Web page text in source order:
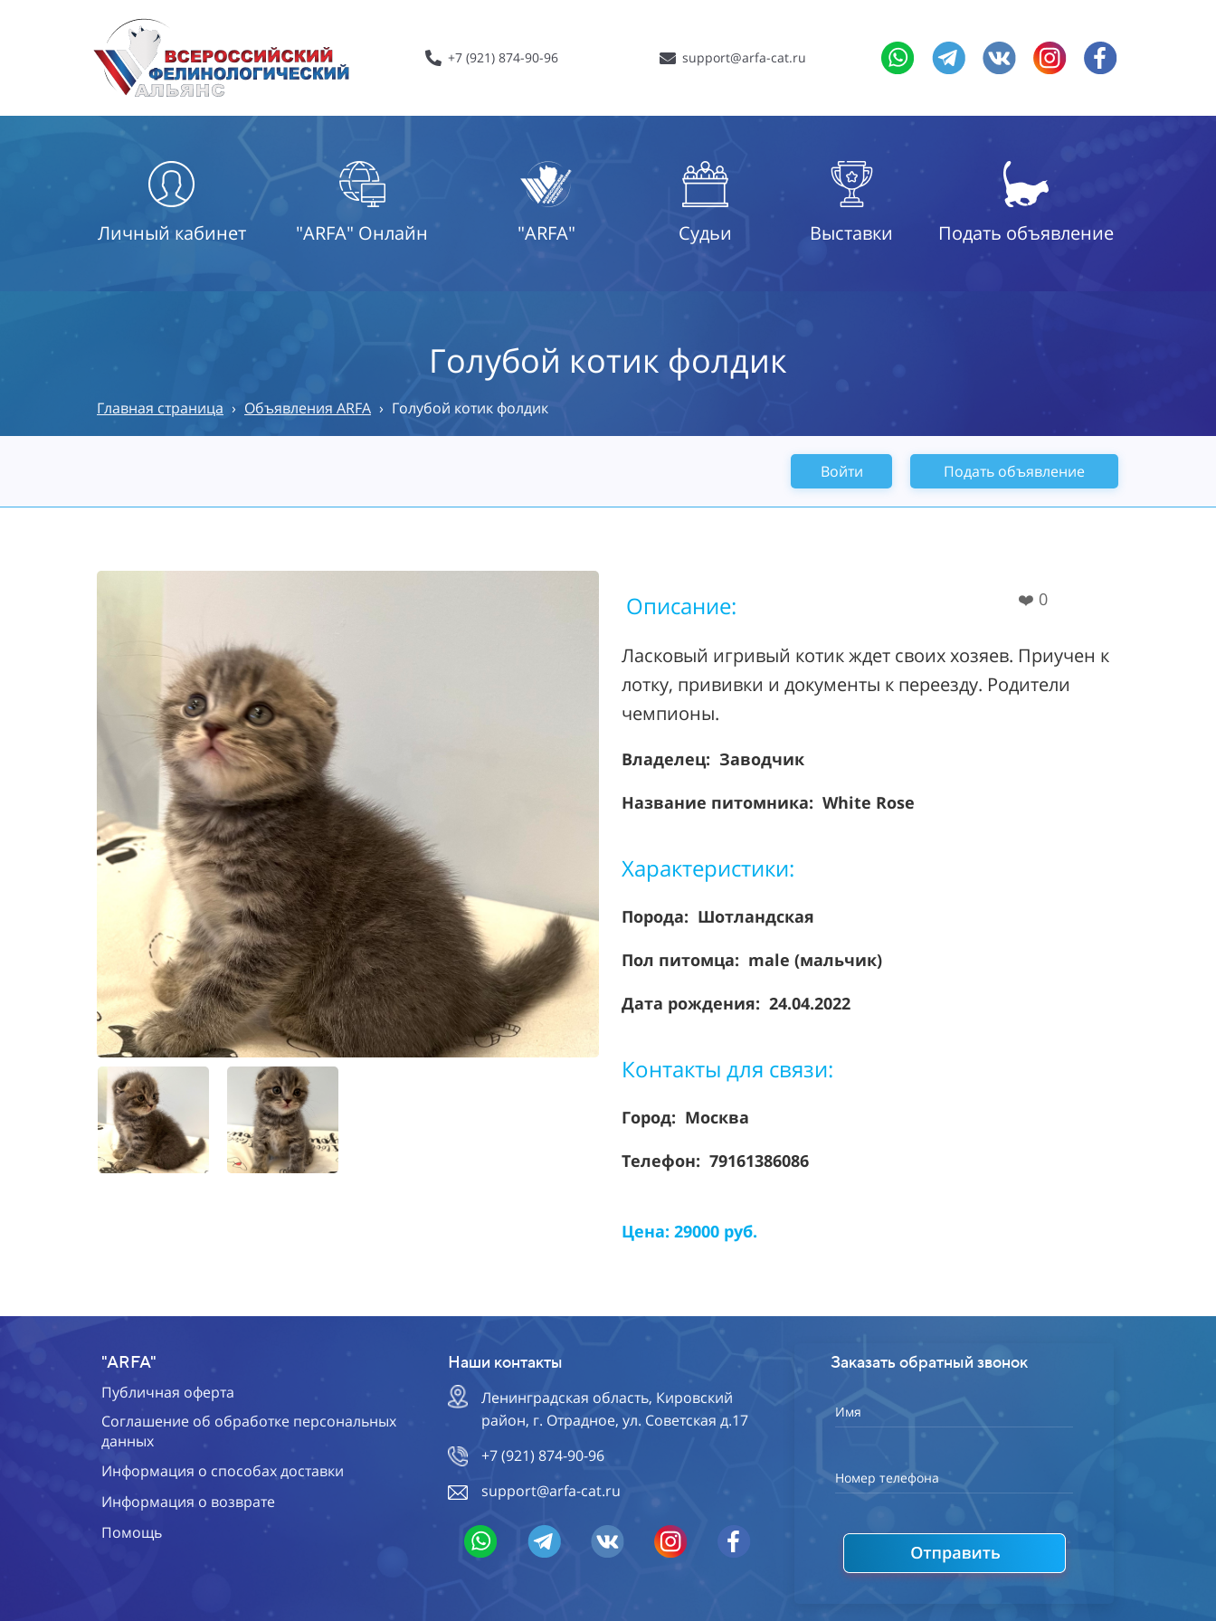
+7 (921) 874-90-96 support@arfa-cat.ru
Личный кабинет "ARFA" Онлайн "ARFA" Судьи Выставки Подать объявление
Голубой котик фолдик
Главная страница › Объявления ARFA › Голубой котик фолдик
Войти Подать объявление
Описание: ❤️ 0
Ласковый игривый котик ждет своих хозяев. Приучен к
лотку, прививки и документы к переезду. Родители
чемпионы.
Владелец: Заводчик
Название питомника: White Rose
Характеристики:
Порода: Шотландская
Пол питомца: male (мальчик)
Дата рождения: 24.04.2022
Контакты для связи:
Город: Москва
Телефон: 79161386086
Цена: 29000 руб.
"ARFA"
Публичная оферта
Соглашение об обработке персональных
данных
Информация о способах доставки
Информация о возврате
Помощь
Наши контакты
Ленинградская область, Кировский
район, г. Отрадное, ул. Советская д.17
+7 (921) 874-90-96
support@arfa-cat.ru
Заказать обратный звонок
Имя
Номер телефона